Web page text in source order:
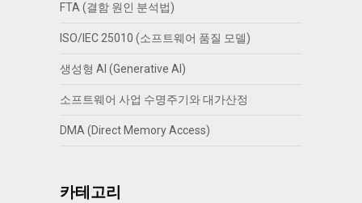
FTA (결함 원인 분석법)
ISO/IEC 25010 (소프트웨어 품질 모델)
생성형 AI (Generative AI)
소프트웨어 사업 수명주기와 대가산정
DMA (Direct Memory Access)
카테고리